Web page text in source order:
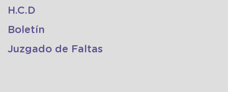
H.C.D
Boletín
Juzgado de Faltas